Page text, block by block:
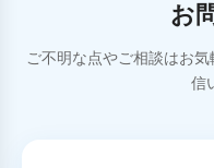
お
ご不明な点やご相談はお
信